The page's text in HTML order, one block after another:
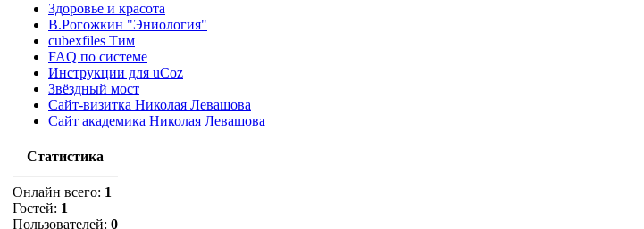
Здоровье и красота
В.Рогожкин "Эниология"
cubexfiles Тим
FAQ по системе
Инструкции для uCoz
Звёздный мост
Сайт-визитка Николая Левашова
Сайт академика Николая Левашова
Статистика
Онлайн всего: 1
Гостей: 1
Пользователей: 0